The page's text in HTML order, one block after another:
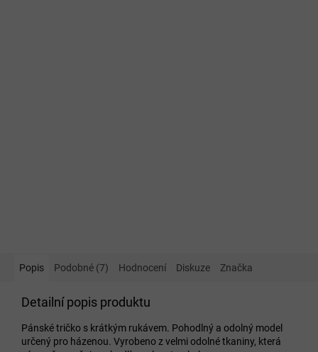
Popis Podobné (7) Hodnocení Diskuze Značka
Detailní popis produktu
Pánské tričko s krátkým rukávem. Pohodlný a odolný model
určený pro házenou. Vyrobeno z velmi odolné tkaniny, která